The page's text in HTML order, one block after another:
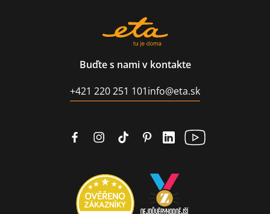
Buďte s nami v kontakte
+421 220 251 101info@eta.sk